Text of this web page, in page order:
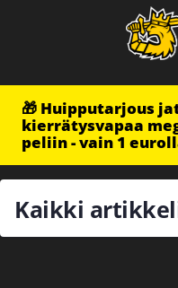
🎁 Huipputarjous
kierrätysvapaa
peliin - vain 1
Kaikki